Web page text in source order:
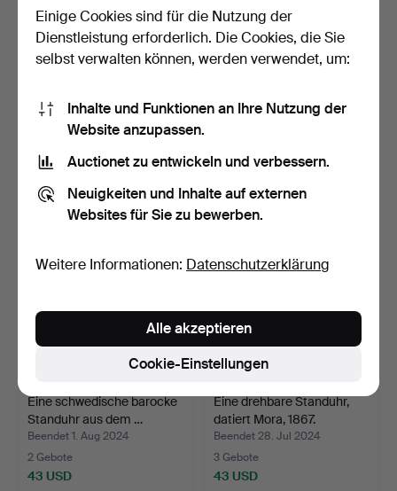
Eine Almoge-Standuhr,
Barocktyp, datiert 1…
Beendet 3. Nov 2024
2 Gebote
STANDUHR, England,
Zifferblatt signiert Ro…
1 Gebot
Eine schwedische barocke
Standuhr aus dem …
Beendet 1. Aug 2024
2 Gebote
43 USD
Eine drehbare Standuhr,
datiert Mora, 1867.
Beendet 28. Jul 2024
3 Gebote
43 USD
Einige Cookies sind für die Nutzung der
Dienstleistung erforderlich. Die Cookies, die Sie
selbst verwalten können, werden verwendet, um:
Inhalte und Funktionen an Ihre Nutzung der
Website anzupassen.
Auctionet zu entwickeln und verbessern.
Neuigkeiten und Inhalte auf externen
Websites für Sie zu bewerben.
Weitere Informationen: Datenschutzerklärung
Cookie-Einstellungen
Alle akzeptieren